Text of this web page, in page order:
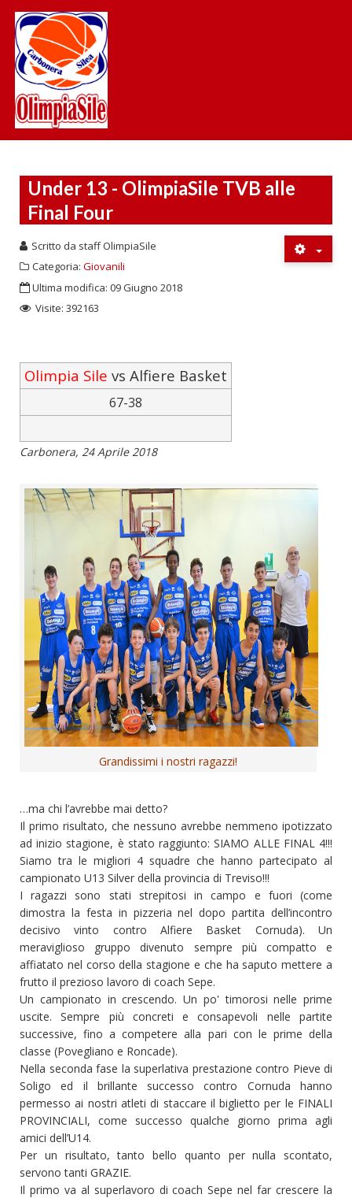
Under 13 - OlimpiaSile TVB alle
Final Four
Scritto da staff OlimpiaSile
Categoria: Giovanili
Ultima modifica: 09 Giugno 2018
Visite: 392163
Olimpia Sile vs Alfiere Basket
67-38
Carbonera, 24 Aprile 2018
Grandissimi i nostri ragazzi!
…ma chi l’avrebbe mai detto?
Il primo risultato, che nessuno avrebbe nemmeno ipotizzato
ad inizio stagione, è stato raggiunto: SIAMO ALLE FINAL 4!!!
Siamo tra le migliori 4 squadre che hanno partecipato al
campionato U13 Silver della provincia di Treviso!!!
I ragazzi sono stati strepitosi in campo e fuori (come
dimostra la festa in pizzeria nel dopo partita dell’incontro
decisivo vinto contro Alfiere Basket Cornuda). Un
meraviglioso gruppo divenuto sempre più compatto e
affiatato nel corso della stagione e che ha saputo mettere a
frutto il prezioso lavoro di coach Sepe.
Un campionato in crescendo. Un po' timorosi nelle prime
uscite. Sempre più concreti e consapevoli nelle partite
successive, fino a competere alla pari con le prime della
classe (Povegliano e Roncade).
Nella seconda fase la superlativa prestazione contro Pieve di
Soligo ed il brillante successo contro Cornuda hanno
permesso ai nostri atleti di staccare il biglietto per le FINALI
PROVINCIALI, come successo qualche giorno prima agli
amici dell’U14.
Per un risultato, tanto bello quanto per nulla scontato,
servono tanti GRAZIE.
Il primo va al superlavoro di coach Sepe nel far crescere la